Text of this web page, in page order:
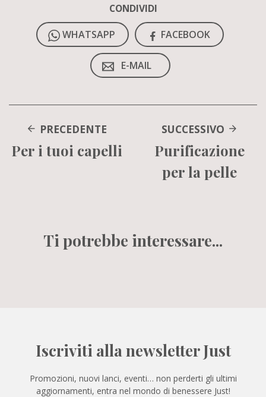
CONDIVIDI
WHATSAPP
FACEBOOK
E-MAIL
PRECEDENTE
Per i tuoi capelli
SUCCESSIVO
Purificazione
per la pelle
Ti potrebbe interessare...
Iscriviti alla newsletter Just
Promozioni, nuovi lanci, eventi… non perderti gli ultimi
aggiornamenti, entra nel mondo di benessere Just!